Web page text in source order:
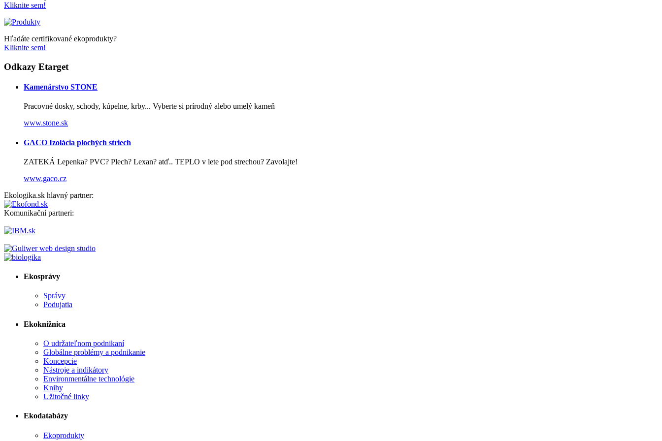
Kliknite sem!
Hľadáte certifikované ekoprodukty?
Kliknite sem!
Odkazy Etarget
Kamenárstvo STONE
Pracovné dosky, schody, kúpelne, krby... Vyberte si prírodný alebo umelý kameň
www.stone.sk
GACO Izolácia plochých striech
ZATEKÁ Lepenka? PVC? Plech? Lexan? atď.. TEPLO v lete pod strechou? Zavolajte!
www.gaco.cz
Ekologika.sk hlavný partner:
Komunikační partneri:
Ekosprávy
Správy
Podujatia
Ekoknižnica
O udržateľnom podnikaní
Globálne problémy a podnikanie
Koncepcie
Nástroje a indikátory
Environmentálne technológie
Knihy
Užitočné linky
Ekodatabázy
Ekoprodukty